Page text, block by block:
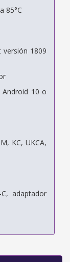
85°C
versión 1809
Android 10 o
KC, UKCA,
adaptador